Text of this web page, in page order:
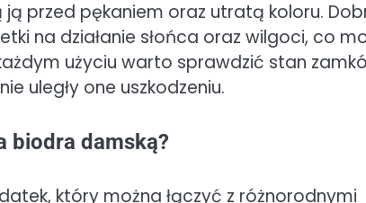
przed pękaniem oraz utratą koloru.
na działanie słońca oraz wilgoci, co
użyciu warto sprawdzić stan
uległy one uszkodzeniu.
biodra damską?
który można łączyć z różnorodnymi